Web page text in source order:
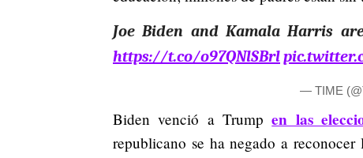
Joe Biden and Kamala Harris
https://t.co/o97QNlSBrl
— TIME
Biden venció a Trumpen las
republicano se ha negado a reconocer